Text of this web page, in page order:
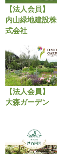
【法人会員】
内山緑地建設株
式会社
【法人会員】
大森ガーデン